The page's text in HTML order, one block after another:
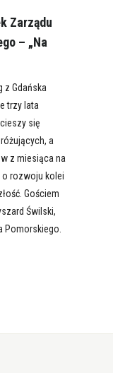
Zarządu
– „Na
z Gdańska
trzy lata
się
a
z miesiąca na
rozwoju kolei
Gościem
Świlski,
Pomorskiego.